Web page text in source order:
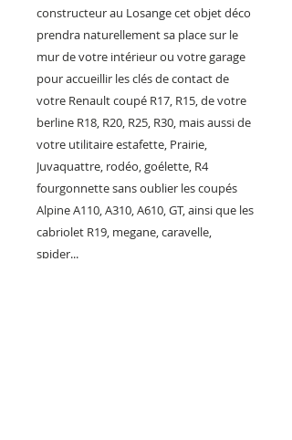
constructeur au Losange cet objet déco
prendra naturellement sa place sur le
mur de votre intérieur ou votre garage
pour accueillir les clés de contact de
votre Renault coupé R17, R15, de votre
berline R18, R20, R25, R30, mais aussi de
votre utilitaire estafette, Prairie,
Juvaquattre, rodéo, goélette, R4
fourgonnette sans oublier les coupés
Alpine A110, A310, A610, GT, ainsi que les
cabriolet R19, megane, caravelle,
spider...